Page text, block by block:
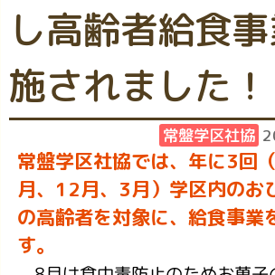
し高齢者給食
施されました！
常盤学区社協
常盤学区社協では、年に3回
月、12月、3月）学区内のお
の高齢者を対象に、給食事業
す。